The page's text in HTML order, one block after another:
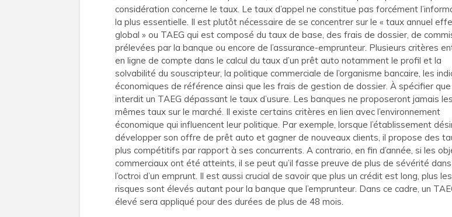
considération concerne le taux. Le taux d’appel ne constitue pas forcément
la plus essentielle. Il est plutôt nécessaire de se concentrer sur le « taux annuel
global » ou TAEG qui est composé du taux de base, des frais de dossier, de
prélevées par la banque ou encore de l’assurance-emprunteur. Plusieurs critères
en ligne de compte dans le calcul du taux d’un prêt auto notamment le profil et la
solvabilité du souscripteur, la politique commerciale de l’organisme bancaire, les
économiques de référence ainsi que les frais de gestion de dossier. À spécifier que
interdit un TAEG dépassant le taux d’usure. Les banques ne proposeront jamais les
mêmes taux sur le marché. Il existe certains critères en lien avec l’environnement
économique qui influencent leur politique. Par exemple, lorsque l’établissement
développer son offre de prêt auto et gagner de nouveaux clients, il propose des
plus compétitifs par rapport à ses concurrents. A contrario, en fin d’année, si les
commerciaux ont été atteints, il se peut qu’il fasse preuve de plus de sévérité dans
l’octroi d’un emprunt. Il est aussi crucial de savoir que plus un crédit est long, plus les
risques sont élevés autant pour la banque que l’emprunteur. Dans ce cadre, un
élevé sera appliqué pour des durées de plus de 48 mois.